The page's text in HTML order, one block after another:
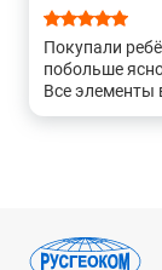
Покупали
побольше
Все элементы